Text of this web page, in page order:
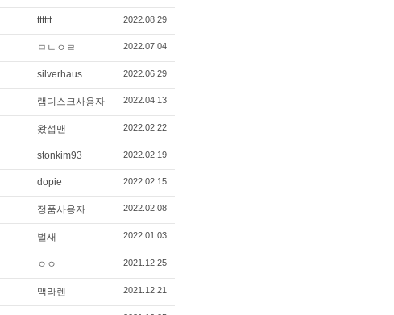
tttttt 2022.08.29
ㅁㄴㅇㄹ 2022.07.04
silverhaus 2022.06.29
램디스크사용자 2022.04.13
왔섭맨 2022.02.22
stonkim93 2022.02.19
dopie 2022.02.15
정품사용자 2022.02.08
벌새 2022.01.03
ㅇㅇ 2021.12.25
맥라렌 2021.12.21